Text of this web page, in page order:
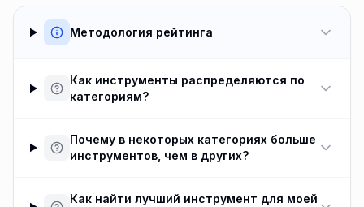
Методология рейтинга
Как инструменты распределяются по
категориям?
Почему в некоторых категориях больше
инструментов, чем в других?
Как найти лучший инструмент для моей